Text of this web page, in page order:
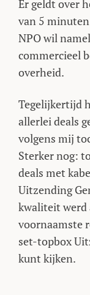
Er geldt over
van 5
NPO wil
commercieel
overheid.
Tegelijkertijd
allerlei deals
volgens mij
Sterker nog:
deals met
Uitzending
kwaliteit werd
voornaamste
set-topbox
kunt kijken.